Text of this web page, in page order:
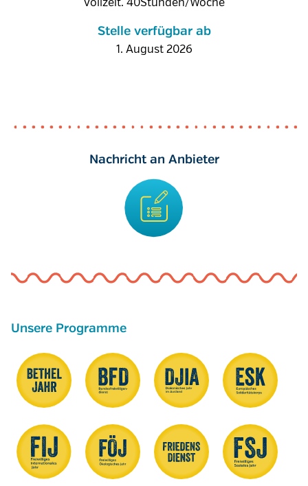
Vollzeit. 40Stunden/Woche
Stelle verfügbar ab
1. August 2026
Nachricht an Anbieter
Unsere Programme